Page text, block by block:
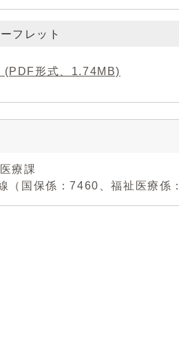
フレット
(PDF形式、1.74MB)
療課
国保係：7460、福祉医療係